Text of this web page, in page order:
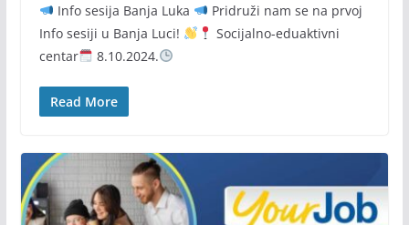
Info sesija Banja Luka
Pridruži nam se na prvoj
Info sesiji u Banja Luci!
Socijalno-eduaktivni
centar
8.10.2024.
Read More